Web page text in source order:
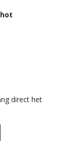
direct het